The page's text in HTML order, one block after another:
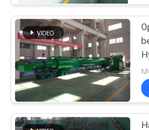
hijscilinder